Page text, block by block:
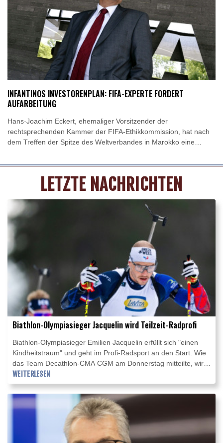
Probleme noch nicht gelöst.
INFANTINOS INVESTORENPLAN: FIFA-EXPERTE FORDERT
AUFARBEITUNG
Hans-Joachim Eckert, ehemaliger Vorsitzender der
rechtsprechenden Kammer der FIFA-Ethikkommission, hat nach
dem Treffen der Spitze des Weltverbandes in Marokko eine
im Zusammenhang mit den von Gianni Infantino
FIFA-Stellungnahme vom Mittwochabend, in der Infantino
Fehler auf einzelne Verantwortliche abzuwälzen, ohne den
Präsidenten direkt zu belasten.
LETZTE NACHRICHTEN
Biathlon-Olympiasieger Jacquelin wird Teilzeit-Radprofi
Biathlon-Olympiasieger Emilien Jacquelin erfüllt sich "einen
Kindheitstraum" und geht im Profi-Radsport an den Start. Wie
das Team Decathlon-CMA CGM am Donnerstag mitteilte, wird
der Franzose zunächst beim Eintagesrennen Polynormande
(16. August) antreten. Im Anschluss soll er für das Team von
Top-Talent Paul Seixas (19) bei der Tour du Limousin (18.– 21.
WEITERLESEN